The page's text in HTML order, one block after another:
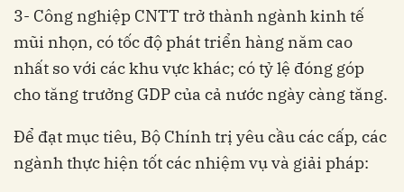
3- Công nghiệp CNTT trở thành ngành kinh tế
mũi nhọn, có tốc độ phát triển hàng năm cao
nhất so với các khu vực khác; có tỷ lệ đóng góp
cho tăng trưởng GDP của cả nước ngày càng tăng.
Để đạt mục tiêu, Bộ Chính trị yêu cầu các cấp, các
ngành thực hiện tốt các nhiệm vụ và giải pháp: